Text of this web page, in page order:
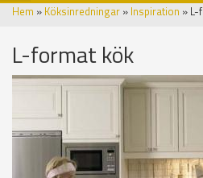
Hem » Köksinredningar » Inspiration »
L-format kök